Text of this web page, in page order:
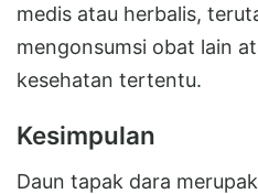
medis atau herbalis,
mengonsumsi obat lain
kesehatan tertentu.
Kesimpulan
Daun tapak dara